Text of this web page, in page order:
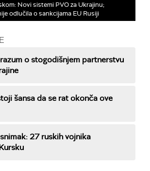
Novi sistemi PVO za Ukrajinu;
odlučila o sankcijama EU Rusiji
o stogodišnjem partnerstvu
šansa da se rat okonča ove
27 ruskih vojnika